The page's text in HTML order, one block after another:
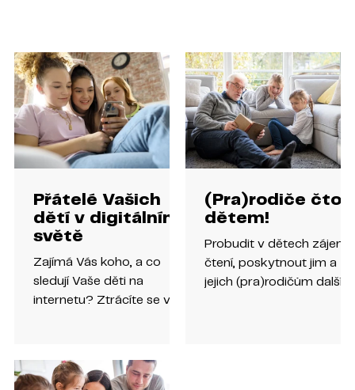
Přátelé Vašich
dětí v digitálním
světě
Zajímá Vás koho, a co
sledují Vaše děti na
internetu? Ztrácíte se v
Vaše...
(Pra)rodiče čtou
dětem!
Probudit v dětech zájem
čtení, poskytnout jim a
jejich (pra)rodičům další